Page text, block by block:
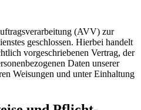
(AVV) zur
geschlossen. Hierbei handelt
vorgeschriebenen Vertrag, der
Daten unserer
Weisungen und unter Einhaltung